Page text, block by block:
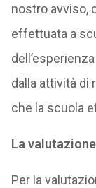
nostro avviso,
effettuata a
dalla attività di
che la scuola
La valutazione
Per la